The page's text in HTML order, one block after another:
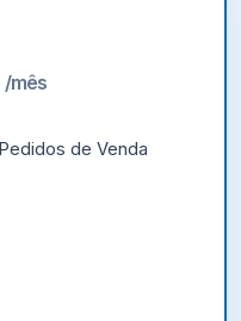
/mês
de Venda